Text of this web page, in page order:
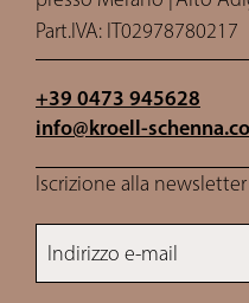
Part.IVA: IT02978780217
+39 0473 945628
info@kroell-schenna.
Iscrizione alla newsletter
Indirizzo e-mail